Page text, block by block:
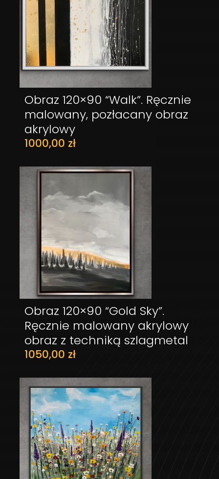
Obraz 120×90 “Walk”. Ręcznie
malowany, pozłacany obraz
akrylowy
1000,00 zł
DODAJ DO KOSZYKA
Obraz 120×90 “Gold Sky”.
Ręcznie malowany akrylowy
obraz z techniką szlagmetal
1050,00 zł
DODAJ DO KOSZYKA